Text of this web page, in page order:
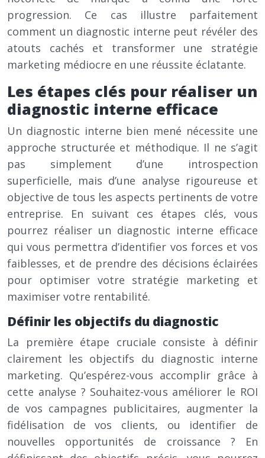
progression. Ce cas illustre parfaitement
comment un diagnostic interne peut révéler des
atouts cachés et transformer une stratégie
marketing médiocre en une réussite éclatante.
Les étapes clés pour réaliser un
diagnostic interne efficace
Un diagnostic interne bien mené nécessite une
approche structurée et méthodique. Il ne s’agit
pas simplement d’une introspection
superficielle, mais d’une analyse rigoureuse et
objective de tous les aspects pertinents de votre
entreprise. En suivant ces étapes clés, vous
pourrez réaliser un diagnostic interne efficace
qui vous permettra d’identifier vos forces et vos
faiblesses, et de prendre des décisions éclairées
pour optimiser votre stratégie marketing et
maximiser votre rentabilité.
Définir les objectifs du diagnostic
La première étape cruciale consiste à définir
clairement les objectifs du diagnostic interne
marketing. Qu’espérez-vous accomplir grâce à
cette analyse ? Souhaitez-vous améliorer le ROI
de vos campagnes publicitaires, augmenter la
fidélisation de vos clients, ou identifier de
nouvelles opportunités de croissance ? En